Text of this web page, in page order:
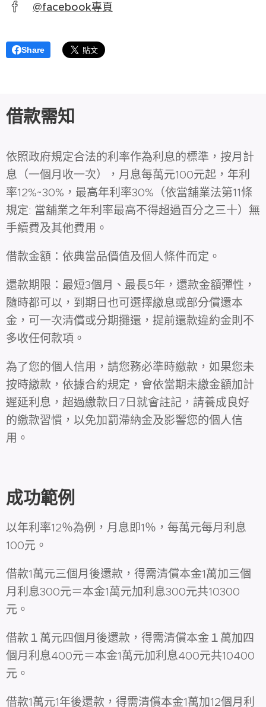
@facebook專頁
Share
借款需知
依照政府規定合法的利率作為利息的標準，按月計
息（一個月收一次），月息每萬元100元起，年利
率12%~30%，最高年利率30%（依當舖業法第11條
規定: 當舖業之年利率最高不得超過百分之三十）無
手續費及其他費用。
借款金額：依典當品價值及個人條件而定。
還款期限：最短3個月、最長5年，還款金額彈性，
隨時都可以，到期日也可選擇繳息或部分償還本
金，可一次清償或分期攤還，提前還款違約金則不
多收任何款項。
為了您的個人信用，請您務必準時繳款，如果您未
按時繳款，依據合約規定，會依當期未繳金額加計
遲延利息，超過繳款日7日就會註記，請養成良好
的繳款習慣，以免加罰滯納金及影響您的個人信
用。
成功範例
以年利率12％為例，月息即1％，每萬元每月利息
100元。
借款1萬元三個月後還款，得需清償本金1萬加三個
月利息300元＝本金1萬元加利息300元共10300
元。
借款１萬元四個月後還款，得需清償本金１萬加四
個月利息400元＝本金1萬元加利息400元共10400
元。
借款1萬元1年後還款，得需清償本金1萬加12個月利